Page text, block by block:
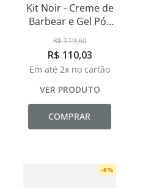
Kit Noir - Creme de
Barbear e Gel Pós
Barba
R$119,60
R$ 110,03
Em até 2x no cartão
VER PRODUTO
COMPRAR
-8%